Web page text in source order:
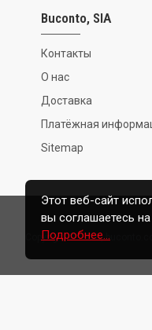
Buconto, SIA
Контакты
О нас
Доставка
Платёжная
Sitemap
Copyright © 2020,
Этот веб-сайт
вы соглашаетесь
Подробнее…